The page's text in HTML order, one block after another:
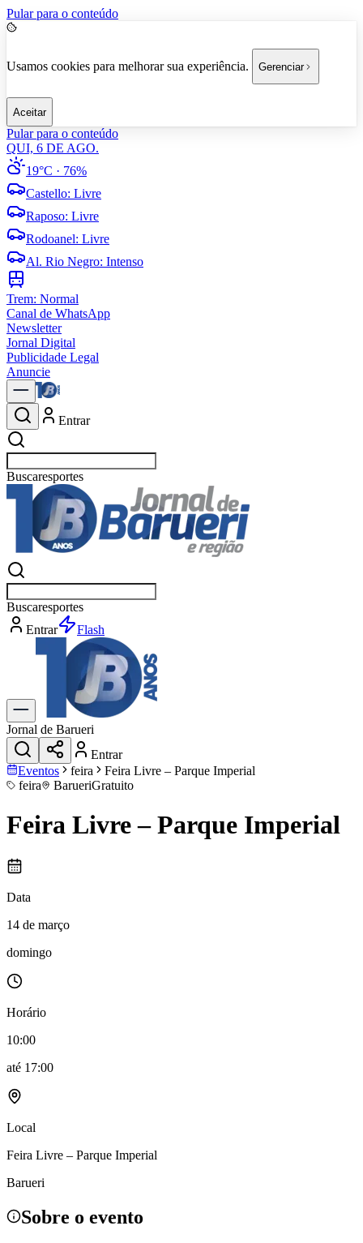
Pular para o conteúdo
Usamos cookies para melhorar sua experiência. Gerenciar
Aceitar
Pular para o conteúdo
QUI, 6 DE AGO.
19°C · 76%
Castello: Livre
Raposo: Livre
Rodoanel: Livre
Al. Rio Negro: Intenso
Trem: Normal
Canal de WhatsApp
Newsletter
Jornal Digital
Publicidade Legal
Anuncie
Entrar
Buscaresp
Buscaresp
Entrar
Flash
Jornal de Barueri
Entrar
Eventos
feira
Feira Livre – Parque Imperial
feira
BarueriGratuito
Feira Livre – Parque Imperial
Data
14 de março
domingo
Horário
10:00
até 17:00
Local
Feira Livre – Parque Imperial
Barueri
Sobre o evento